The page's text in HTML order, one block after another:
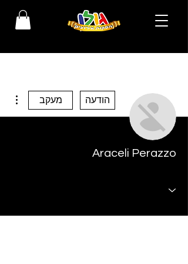
הודעה מעקב
Araceli Perazzo